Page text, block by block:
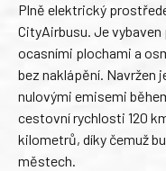
Plně elektrický
CityAirbusu. Je
ocasními plochami a
bez naklápění. Navržen
nulovými emisemi
cestovní rychlosti 120
kilometrů, díky čemuž
městech.